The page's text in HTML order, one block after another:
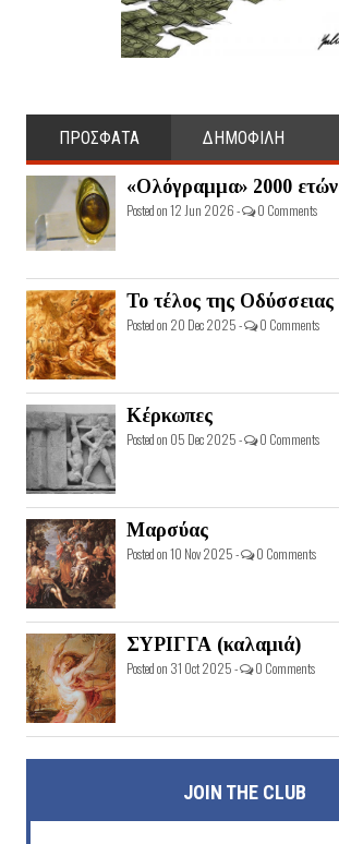
ΠΡΟΣΦΑΤΑ ΔΗΜΟΦΙΛΗ
«Ολόγραμμα» 2000 ετών
Posted on 12 Jun 2026 - 0 Comments
Το τέλος της Οδύσσειας
Posted on 20 Dec 2025 - 0 Comments
Κέρκωπες
Posted on 05 Dec 2025 - 0 Comments
Μαρσύας
Posted on 10 Nov 2025 - 0 Comments
ΣΥΡΙΓΓΑ (καλαμιά)
Posted on 31 Oct 2025 - 0 Comments
JOIN THE CLUB